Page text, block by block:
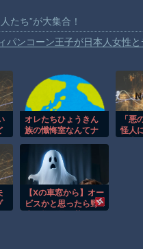
たち”が大集合！
パンコーン王子が日本人女性と
！心も踊る「マンガ毎週末
事。中国重慶市で珍しい事故
！！ところでその前足、猫じ
はやっ！埼玉でスマホ運転の
れたな。岐阜の川で外国人が
と診断された当時、世間
オレたちひょうきん
族の懺悔室なんてナ
「悪
怪人
【Xの車窓から】オー
ビスかと思ったら野